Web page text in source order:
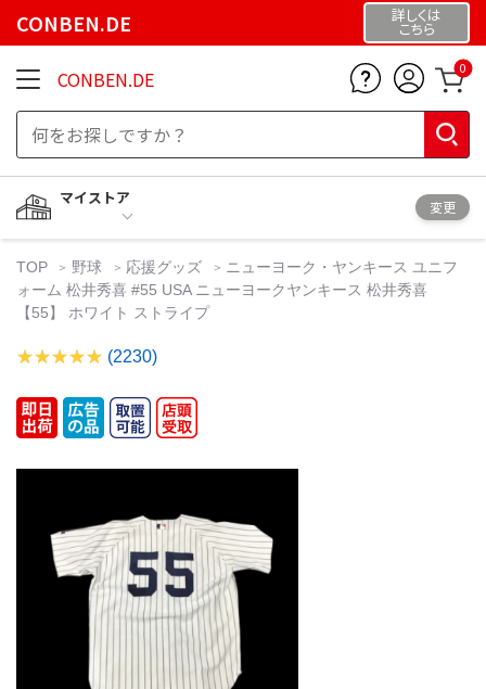
CONBEN.DE 詳しくは
こちら
CONBEN.DE 0
マイストア
変更
TOP 野球 応援グッズ
ニューヨーク・ヤンキース ユニフ
ォーム 松井秀喜 #55 USA ニューヨークヤンキース 松井秀喜
【55】 ホワイト ストライプ
(2230)